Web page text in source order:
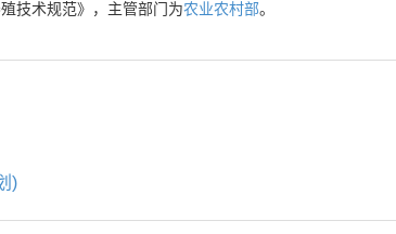
技术规范》，主管部门为农业农村部。
)